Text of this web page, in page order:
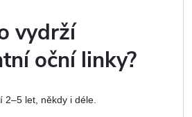
vydrží
oční linky?
2–5 let, někdy i déle.